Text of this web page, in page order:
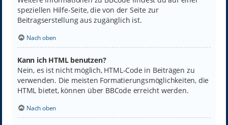
speziellen Hilfe-Seite, die von der Seite zur
Beitragserstellung aus zugänglich ist.
Nach oben
Kann ich HTML benutzen?
Nein, es ist nicht möglich, HTML-Code in Beiträgen zu
verwenden. Die meisten Formatierungsmöglichkeiten, die
HTML bietet, können über BBCode erreicht werden.
Nach oben